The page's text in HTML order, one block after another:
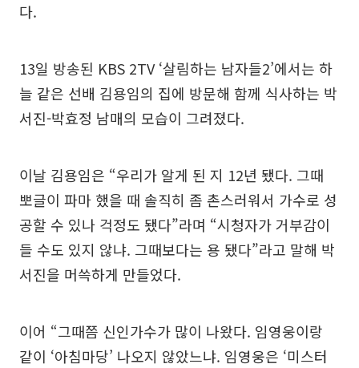
다.
13일 방송된 KBS 2TV ‘살림하는 남자들2’에서는 하
늘 같은 선배 김용임의 집에 방문해 함께 식사하는 박
서진-박효정 남매의 모습이 그려졌다.
이날 김용임은 “우리가 알게 된 지 12년 됐다. 그때
뽀글이 파마 했을 때 솔직히 좀 촌스러워서 가수로 성
공할 수 있나 걱정도 됐다”라며 “시청자가 거부감이
들 수도 있지 않냐. 그때보다는 용 됐다”라고 말해 박
서진을 머쓱하게 만들었다.
이어 “그때쯤 신인가수가 많이 나왔다. 임영웅이랑
같이 ‘아침마당’ 나오지 않았느냐. 임영웅은 ‘미스터